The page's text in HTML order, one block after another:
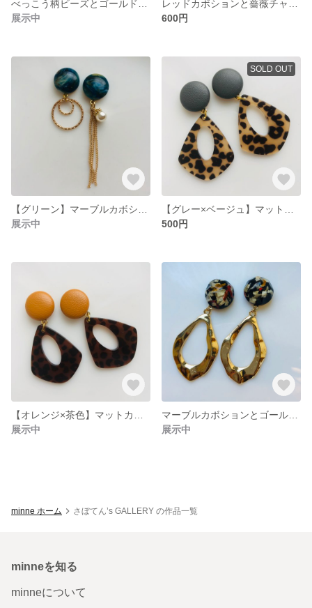
展示中
600円
展示中
SOLD OUT
500円
展示中
展示中
minne ホーム さぼてん’s GALLERY の作品一覧
minneを知る
minneについて